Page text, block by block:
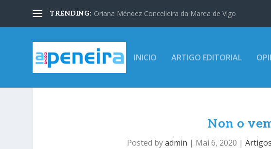
TRENDING: Oriana Méndez Concelleira da Marea de Vigo
INICIO ARTIGO EDITORIAL
Non o
Posted byadmin | Mai 6, 2020 |